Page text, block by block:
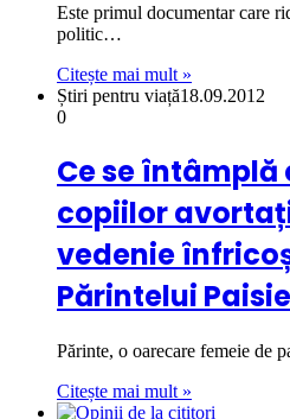
Este primul documentar care
politic…
Citește mai mult »
Știri pentru viață18.09.2012
0
Ce se întâmplă
copiilor
vedenie
Părintelui Paisie
Părinte, o oarecare femeie de
Citește mai mult »